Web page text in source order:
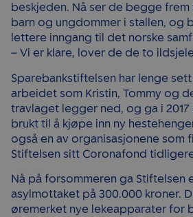
beskjeden. Nå ser de begge frem
barn og ungdommer i stallen, og
lettere inngang til det norske
– Vi er klare, lover de de to
Sparebankstiftelsen har lenge
arbeidet som Kristin, Tommy og
travlaget legger ned, og ga i 2017
brukt til å kjøpe inn ny
også en av organisasjonene som
Stiftelsen sitt Coronafond
Nå på forsommeren ga Stiftelsen
asylmottaket på 300.000 kroner.
øremerket nye lekeapparater for